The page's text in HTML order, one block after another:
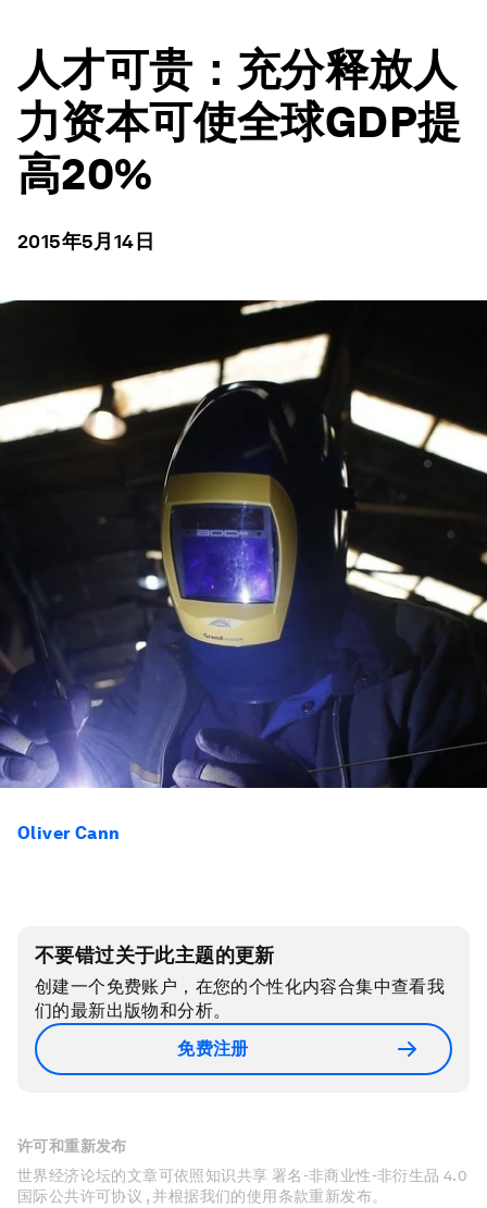
人才可贵：充分释放人
力资本可使全球GDP提
高20%
2015年5月14日
Oliver Cann
不要错过关于此主题的更新
创建一个免费账户，在您的个性化内容合集中查看我
们的最新出版物和分析。
免费注册
许可和重新发布
世界经济论坛的文章可依照知识共享 署名-非商业性-非衍生品 4.0
国际公共许可协议 , 并根据我们的使用条款重新发布。